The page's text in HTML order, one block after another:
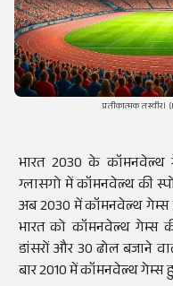
प्रतीकात्मक
भारत 2030 के कॉमनवेल्थ
ग्लासगो में कॉमनवेल्थ की
अब 2030 में कॉमनवेल्थ गेम्स
भारत को कॉमनवेल्थ गेम्स
डांसरों और 30 ढोल बजाने
बार 2010 में कॉमनवेल्थ गेम्स